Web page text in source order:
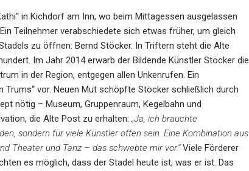
in Kichdorf am Inn, wo beim Mittagessen ausgelassen
Teilnehmer verabschiedete sich etwas früher, um gleich
zu öffnen: Bernd Stöcker. In Triftern steht die Alte
Im Jahr 2014 erwarb der Bildende Künstler Stöcker die
in der Region, entgegen allen Unkenrufen. Ein
vor. Neuen Mut schöpfte Stöcker schließlich durch
nötig – Museum, Gruppenraum, Kegelbahn und
die Alte Post zu erhalten: „Ja, ich brauchte
sondern für viele Künstler offen sein. Eine Kombination aus
Theater und Tanz – das schwebte mir vor.“Viele Förderer
es möglich, dass der Stadel heute ist, was er ist. Das